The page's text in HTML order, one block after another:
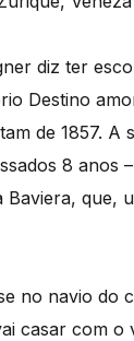
diz ter
Destino
de 1857.
8 anos
Baviera, que,
no navio do
casar com